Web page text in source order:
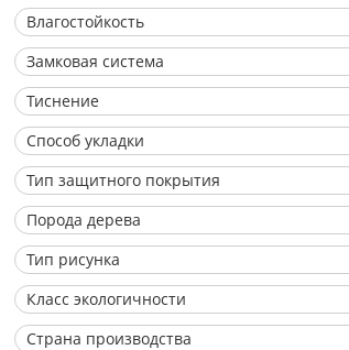
Влагостойкость
Замковая система
Тиснение
Способ укладки
Тип защитного покрытия
Порода дерева
Тип рисунка
Класс экологичности
Страна производства